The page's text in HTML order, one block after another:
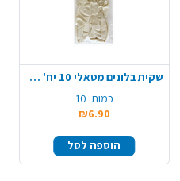
שקית בלונים מטאלי 10 יח' - לבן
כמות: 10
₪6.90
הוספה לסל